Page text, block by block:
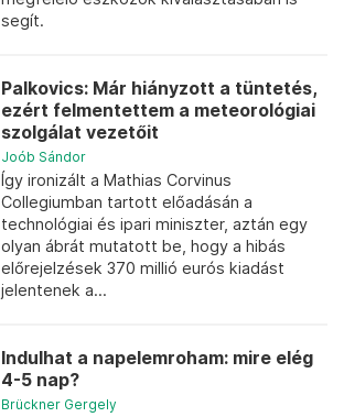
segít.
Palkovics: Már hiányzott a tüntetés,
ezért felmentettem a meteorológiai
szolgálat vezetőit
Joób Sándor
Így ironizált a Mathias Corvinus
Collegiumban tartott előadásán a
technológiai és ipari miniszter, aztán egy
olyan ábrát mutatott be, hogy a hibás
előrejelzések 370 millió eurós kiadást
jelentenek a...
Indulhat a napelemroham: mire elég
4-5 nap?
Brückner Gergely